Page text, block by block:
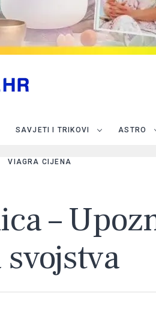
SAVJETI I TRIKOVI ASTRO
VIAGRA CIJENA
–